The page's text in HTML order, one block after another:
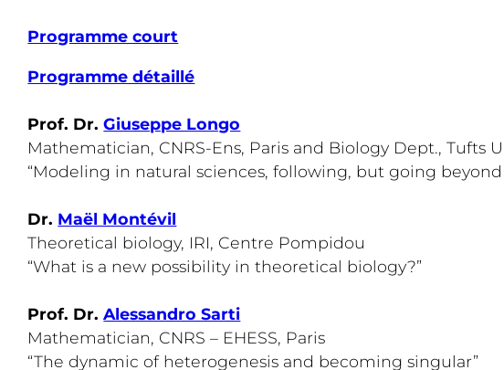
Programme court
Programme détaillé
Prof. Dr.Giuseppe Longo
Mathematician, CNRS-Ens, Paris and Biology Dept., Tufts
“Modeling in natural sciences, following, but going
Dr. Maël Montévil
Theoretical biology, IRI, Centre Pompidou
“What is a new possibility in theoretical biology?”
Prof. Dr.Alessandro Sarti
Mathematician, CNRS – EHESS, Paris
“The dynamic of heterogenesis and becoming singular”